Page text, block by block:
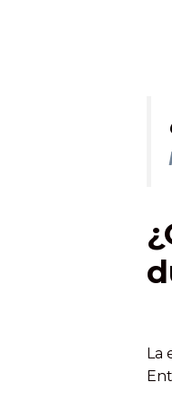
La